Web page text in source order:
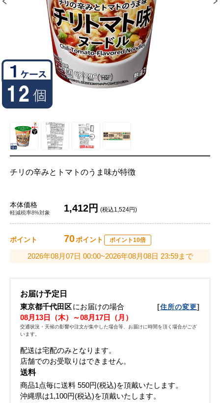
チリの辛みとトマトのうま味が特徴
本体価格
軽減税率8%対象 1,412円 (税込1,524円)
ポイント 70ポイント ポイント10倍
2026年08月07日 00:00~2026年08月08日 23:59まで
お届け予定日
東京都千代田区にお届けの場合 [住所の変更]
08月13日（木）～08月17日（月）
交通状況・天候の影響や注文が集中した場合等、お届けに時間を頂く場合がござ
います。
配送は宅配のみとなります。
店舗でのお受取りはできません。
送料
商品1点毎に送料 550円(税込)を頂戴いたします。
沖縄県は1,100円(税込)を頂戴いたします。